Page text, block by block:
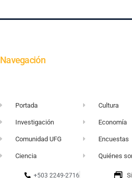
Navegación
Portada
Investigación
Comunidad UFG
Ciencia
Cultura
Economía
Encuestas
Quiénes
+503 2249-2716